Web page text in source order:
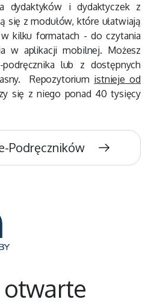
dydaktyków i dydaktyczek z
się z modułów, które ułatwiają
kilku formatach - do czytania
w aplikacji mobilnej. Możesz
lub z dostępnych
Repozytorium istnieje od
się z niego ponad 40 tysięcy
Podręczników
otwarte